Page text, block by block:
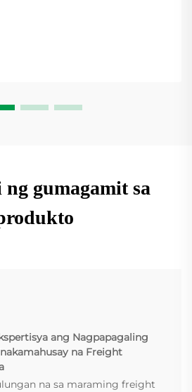
ng gumagamit sa
ang Nagpapagaling
na Freight
na sa maraming freight